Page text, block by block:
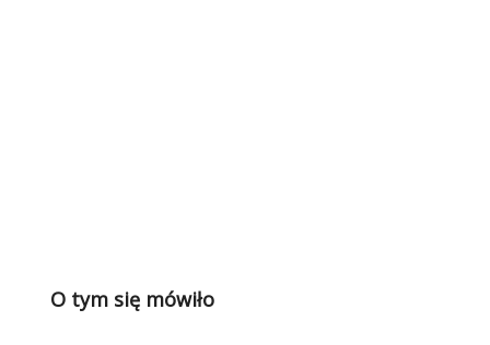
O tym się mówiło